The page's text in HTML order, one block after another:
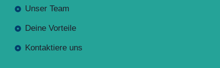
Unser Team
Deine Vorteile
Kontaktiere uns